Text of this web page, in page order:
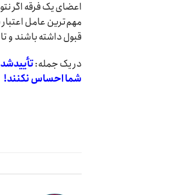
اعضای یک فرقه اگر
مهم‌ترین عامل
قبول داشته باشند و
در یک جمله:
شما احساس نکنند!